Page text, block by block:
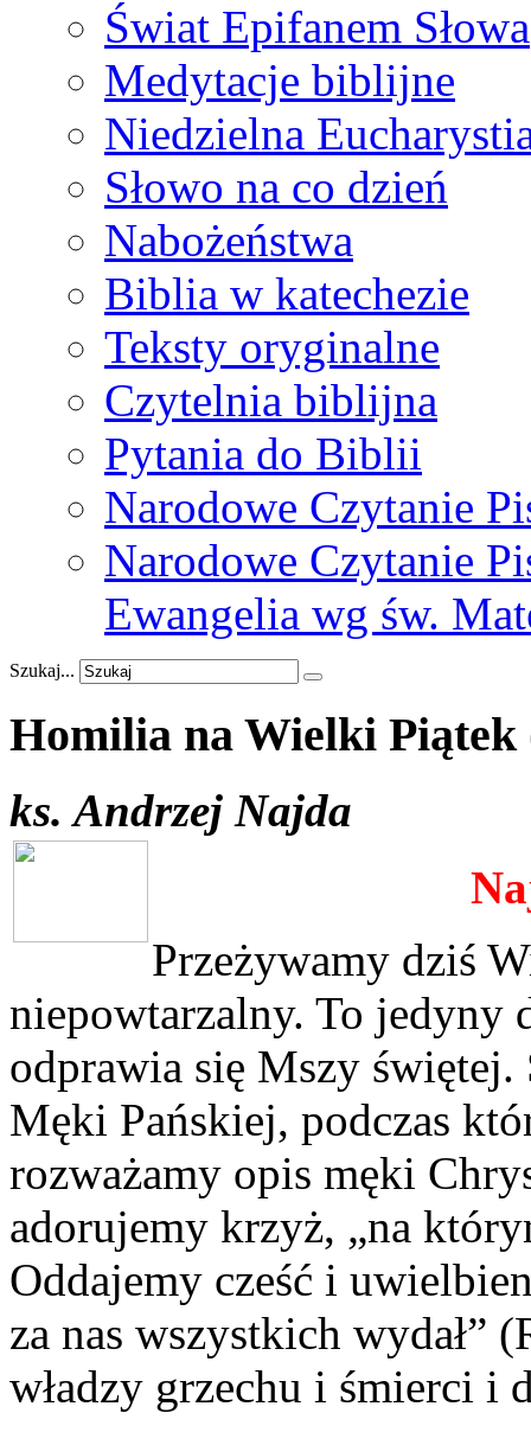
Świat Epifanem Słowa
Medytacje biblijne
Niedzielna
Słowo na co dzień
Nabożeństwa
Biblia w katechezie
Teksty oryginalne
Czytelnia biblijna
Pytania do Biblii
Narodowe Czytanie
Narodowe Czytanie
Ewangelia wg św.
Szukaj...
Homilia na Wielki Piątek
ks. Andrzej Najda
Przeżywamy dziś
niepowtarzalny. To jedyny
odprawia się Mszy
Męki Pańskiej, podczas
rozważamy opis męki
adorujemy krzyż, „na
Oddajemy cześć i
za nas wszystkich wydał”
władzy grzechu i śmierci i